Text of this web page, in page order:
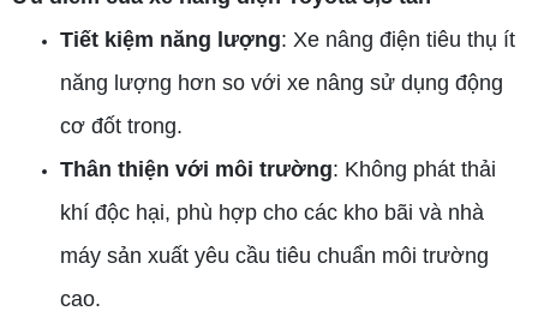
Tiết kiệm năng lượng: Xe nâng điện tiêu thụ ít
năng lượng hơn so với xe nâng sử dụng động
cơ đốt trong.
Thân thiện với môi trường: Không phát thải
khí độc hại, phù hợp cho các kho bãi và nhà
máy sản xuất yêu cầu tiêu chuẩn môi trường
cao.